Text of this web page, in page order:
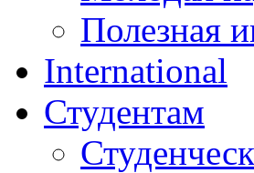
Полезная
International
Студентам